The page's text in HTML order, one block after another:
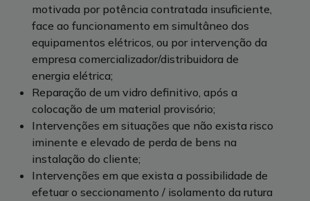
motivada por potência contratada insuficiente,
face ao funcionamento em simultâneo dos
equipamentos elétricos, ou por intervenção da
empresa comercializador/distribuidora de
energia elétrica;
Reparação de um vidro definitivo, após a
colocação de um material provisório;
Intervenções em situações que não exista risco
iminente e elevado de perda de bens na
instalação do cliente;
Intervenções em que exista a possibilidade de
efetuar o seccionamento / isolamento da rutura